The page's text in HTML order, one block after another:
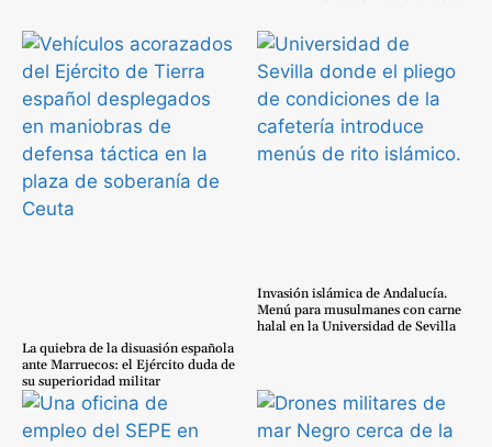
La quiebra de la disuasión española
ante Marruecos: el Ejército duda de
su superioridad militar
Invasión islámica de Andalucía.
Menú para musulmanes con carne
halal en la Universidad de Sevilla